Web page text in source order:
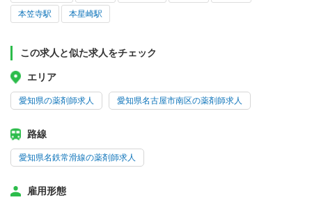
本笠寺駅 本星崎駅
この求人と似た求人をチェック
エリア
愛知県の薬剤師求人 愛知県名古屋市南区の薬剤師求人
路線
愛知県名鉄常滑線の薬剤師求人
雇用形態